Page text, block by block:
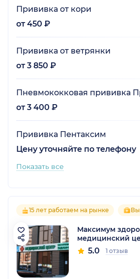
Прививка от кори
от 450 ₽
Прививка от ветрянки
от 3 850 ₽
Пневмококковая прививка
от 3 400 ₽
Прививка Пентаксим
Цену уточняйте по телефону
Показать все
15 лет работаем на рынке
Максимум
медицинский
5.0 1 отзыв